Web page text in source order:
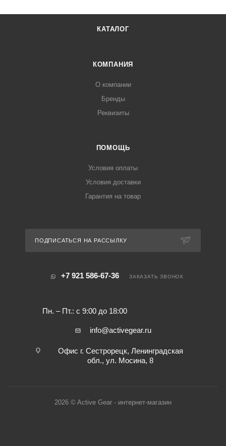
КАТАЛОГ
КОМПАНИЯ
О компании
Бренды
Реквизиты
ПОМОЩЬ
Условия оплаты
Условия доставки
Гарантия на товар
ПОДПИСАТЬСЯ НА РАССЫЛКУ
+7 921 586-67-36
Пн. – Пт.: с 9:00 до 18:00
ЗАКАЗАТЬ ЗВОНОК
info@activegear.ru
Офис г. Сестрорецк, Ленинградская
обл., ул. Мосина, 8
2026 © Active Gear - интернет-магазин